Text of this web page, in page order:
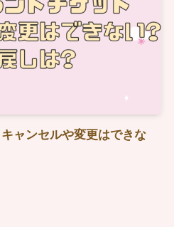
ャンセルや変更はできな